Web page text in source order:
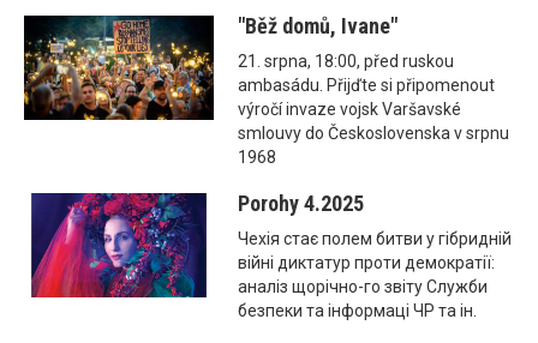
"Běž domů, Ivane"
21. srpna, 18:00, před ruskou
ambasádu. Přijďte si připomenout
výročí invaze vojsk Varšavské
smlouvy do Československa v srpnu
1968
Porohy 4.2025
Чехія стає полем битви у гібридній
війні диктатур проти демократії:
аналіз щорічно-го звіту Служби
безпеки та інформаці ЧР та ін.